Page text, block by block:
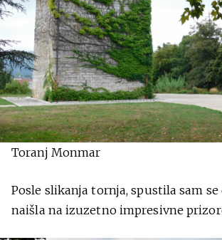
Toranj Monmar
Posle slikanja tornja, spustila sam
naišla na izuzetno impresivne